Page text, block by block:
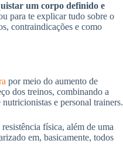
um corpo definido e
para te explicar tudo sobre o
contraindicações e como
por meio do aumento de
dos treinos, combinando a
e personal trainers.
física, além de uma
em, basicamente, todos